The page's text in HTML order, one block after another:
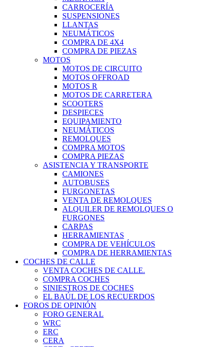
CARROCERÍA
SUSPENSIONES
LLANTAS
NEUMÁTICOS
COMPRA DE 4X4
COMPRA DE PIEZAS
MOTOS
MOTOS DE CIRCUITO
MOTOS OFFROAD
MOTOS R
MOTOS DE CARRETERA
SCOOTERS
DESPIECES
EQUIPAMIENTO
NEUMÁTICOS
REMOLQUES
COMPRA MOTOS
COMPRA PIEZAS
ASISTENCIA Y TRANSPORTE
CAMIONES
AUTOBUSES
FURGONETAS
VENTA DE REMOLQUES
ALQUILER DE REMOLQUES O
FURGONES
CARPAS
HERRAMIENTAS
COMPRA DE VEHÍCULOS
COMPRA DE HERRAMIENTAS
COCHES DE CALLE
VENTA COCHES DE CALLE.
COMPRA COCHES
SINIESTROS DE COCHES
EL BAÚL DE LOS RECUERDOS
FOROS DE OPINIÓN
FORO GENERAL
WRC
ERC
CERA